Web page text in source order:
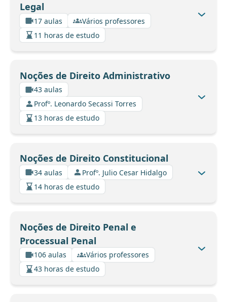
Legal
17 aulas
Vários professores
11 horas de estudo
Noções de Direito Administrativo
43 aulas
Profº. Leonardo Secassi Torres
13 horas de estudo
Noções de Direito Constitucional
34 aulas
Profº. Julio Cesar Hidalgo
14 horas de estudo
Noções de Direito Penal e
Processual Penal
106 aulas
Vários professores
43 horas de estudo